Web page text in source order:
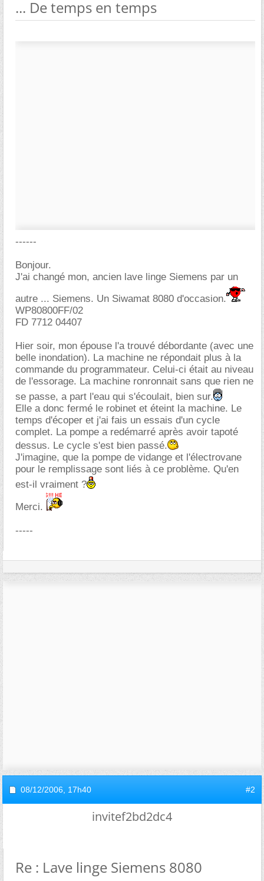
... De temps en temps
------
Bonjour.
J'ai changé mon, ancien lave linge Siemens par un
autre ... Siemens. Un Siwamat 8080 d'occasion.
WP80800FF/02
FD 7712 04407
Hier soir, mon épouse l'a trouvé débordante (avec une
belle inondation). La machine ne répondait plus à la
commande du programmateur. Celui-ci était au niveau
de l'essorage. La machine ronronnait sans que rien ne
se passe, a part l'eau qui s'écoulait, bien sur.
Elle a donc fermé le robinet et éteint la machine. Le
temps d'écoper et j'ai fais un essais d'un cycle
complet. La pompe a redémarré après avoir tapoté
dessus. Le cycle s'est bien passé.
J'imagine, que la pompe de vidange et l'électrovane
pour le remplissage sont liés à ce problème. Qu'en
est-il vraiment ?
Merci.
-----
08/12/2006, 17h40 #2
invitef2bd2dc4
Re : Lave linge Siemens 8080